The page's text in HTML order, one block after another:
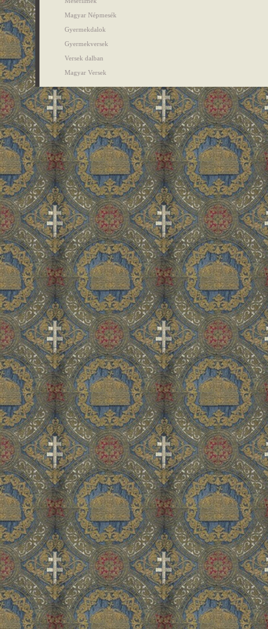
Magyar Népmesék
Gyermekdalok
Gyermekversek
Versek dalban
Magyar Versek